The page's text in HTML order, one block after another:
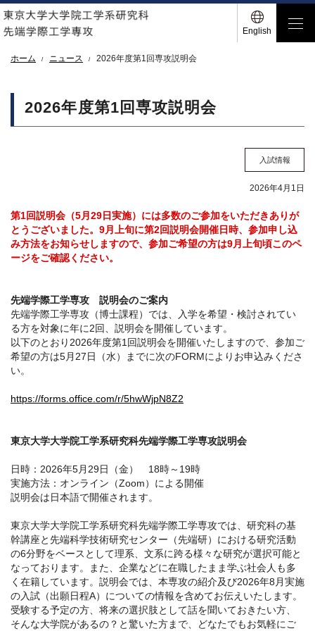
English
ホーム ニュース 2026年度第1回専攻説明会
2026年度第1回専攻説明会
入試情報
2026年4月1日
第1回説明会（5月29日実施）には多数のご参加をいただきありが
とうございました。9月上旬に第2回説明会開催日時、参加申し込
み方法をお知らせしますので、参加ご希望の方は9月上旬頃このペ
ージをご確認ください。
先端学際工学専攻 説明会のご案内
先端学際工学専攻（博士課程）では、入学を希望・検討されてい
る方を対象に年に2回、説明会を開催しています。
以下のとおり2026年度第1回説明会を開催いたしますので、参加ご
希望の方は5月27日（水）までに次のFORMによりお申込みくださ
い。
https://forms.office.com/r/5hwWjpN8Z2
東京大学大学院工学系研究科先端学際工学専攻説明会
日時：2026年5月29日（金） 18時～19時
実施方法：オンライン（Zoom）による開催
説明会は日本語で開催されます。
東京大学大学院工学系研究科先端学際工学専攻では、研究科の基
幹講座と先端科学技術研究センター（先端研）における研究活動
の6分野をベースとして理系、文系に跨る様々な研究が選択可能と
なっております。また、企業などに在職したまま学ぶ社会人も多
く在籍しています。説明会では、本専攻の紹介及び2026年8月実施
の入試（出願日程A）についての情報を含めてお伝えいたします。
受験する予定の方、将来の選択肢として話を聞いておきたい方、
そんな大学院があるの？と驚いた方まで、どなたでもお気軽にご